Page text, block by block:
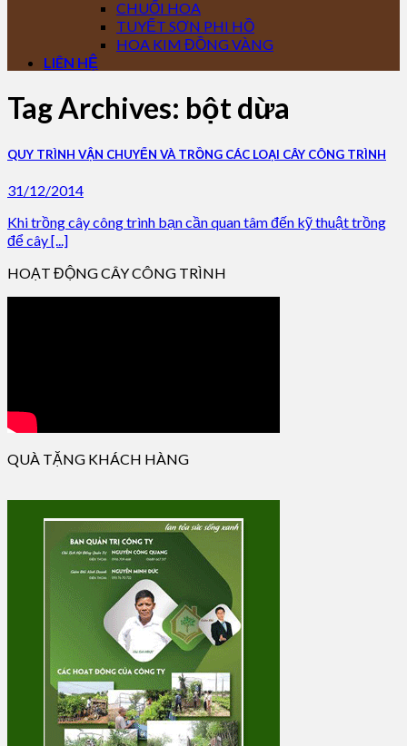
CHUỐI HOA
TUYẾT SƠN PHI HỒ
HOA KIM ĐỒNG VÀNG
LIÊN HỆ
Tag Archives: bột dừa
QUY TRÌNH VẬN CHUYỂN VÀ TRỒNG CÁC LOẠI CÂY CÔNG TRÌNH
31/12/2014
Khi trồng cây công trình bạn cần quan tâm đến kỹ thuật trồng
để cây [...]
HOẠT ĐỘNG CÂY CÔNG TRÌNH
QUÀ TẶNG KHÁCH HÀNG